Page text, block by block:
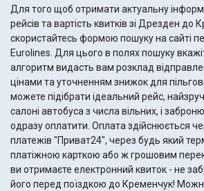
Для того щоб отримати актуальну
рейсів та вартість квитків зі Дрезден до
скористайтесь формою пошуку на сайті
Eurolines. Для цього в полях пошуку
алгоритм видасть вам розклад
цінами та уточненням знижок для пільговиків. Ви
можете підібрати ідеальний рейс,
салоні автобуса з числа вільних, і
одразу оплатити. Оплата здійснюється
платежів "Приват24", через будь який
платіжною карткою або ж грошовим переказом.
ви отримаєте електронний квиток - не
його перед поїздкою до Кременчук!